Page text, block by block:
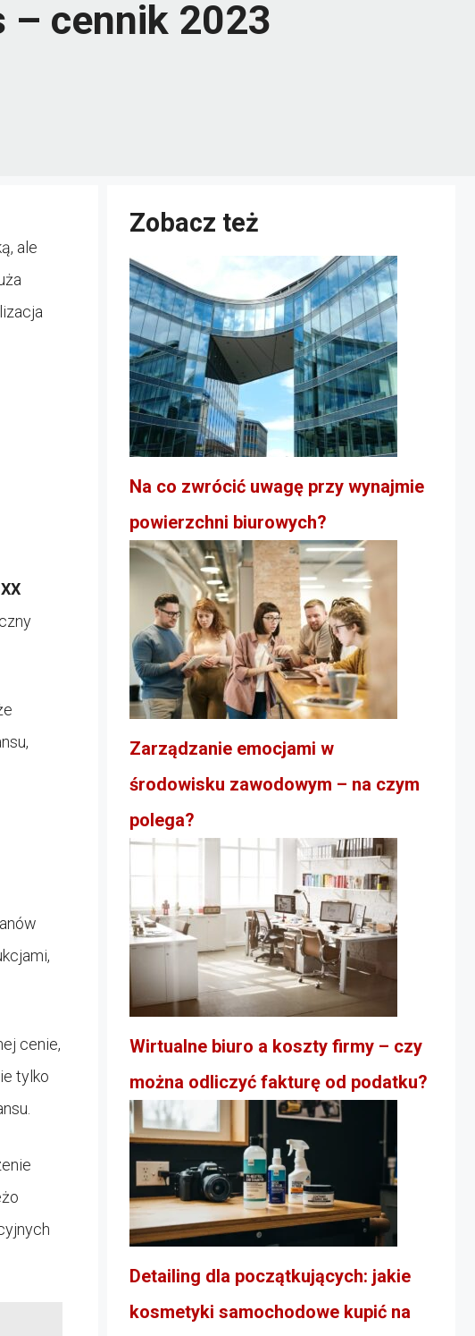
– cennik 2023
ale
cenie,
tylko
Zobacz też
Na co zwrócić uwagę przy wynajmie
powierzchni biurowych?
Zarządzanie emocjami w
środowisku zawodowym – na czym
polega?
Wirtualne biuro a koszty firmy – czy
można odliczyć fakturę od podatku?
Detailing dla początkujących: jakie
kosmetyki samochodowe kupić na